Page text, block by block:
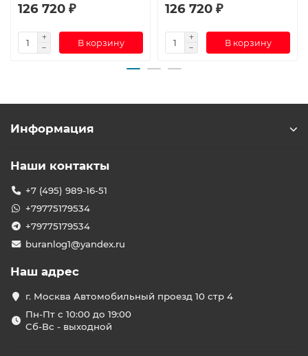
126 720 ₽
В корзину
126 720 ₽
В корзину
Информация
Наши контакты
+7 (495) 989-16-51
+79775179534
+79775179534
buranlog1@yandex.ru
Наш адрес
г. Москва Автомобильный проезд 10 стр 4
Пн-Пт с 10:00 до 19:00
Сб-Вс - выходной